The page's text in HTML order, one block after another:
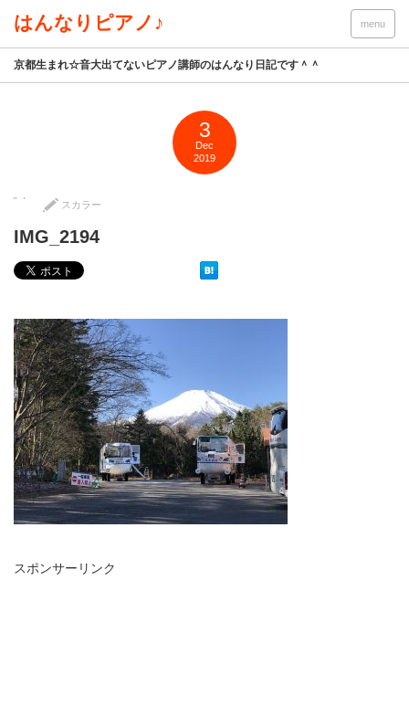
はんなりピアノ♪ menu
京都生まれ☆音大出てないピアノ講師のはんなり日記です＾＾
3
Dec
2019
スカラー
IMG_2194
スポンサーリンク